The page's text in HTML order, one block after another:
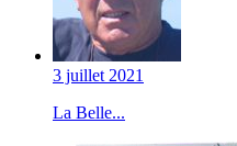
3 juillet 2021
La Belle...